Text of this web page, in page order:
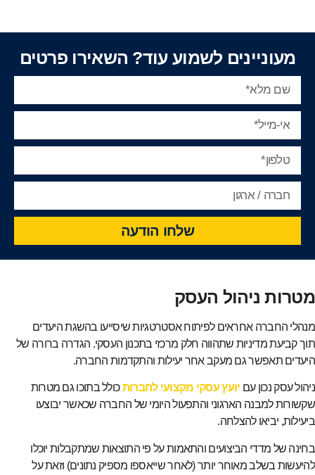
מעוניינים לשמוע עוד? השאירו פרטים
שלחו הודעה
מטרות ניהול העסק
מנהלי החברה אחראים לפיתוח אסטרטגיות שיסייעו בהשגת היעדים
תוך קביעת מדיניות שתהווה חלק מרכזי בתכנון העסקי. הגדרה ברורה של
היעדים תאפשר גם מעקב אחר יעילות והתקדמות החברה.
ניהול עסק נכון עם יועץ עסקי מקצועי לחברותכולל בתוכו גם מטרות
שקשורות למבנה הארגוני והתפעול היומי של החברה שכאשר יבוצעו
ביעילות, יביאו להצלחה.
בחינה של מדדי הביצועים והתאמות על פי התוצאות שמתקבלות יוכלו
להיעשות בשלב מאוחר יותר (לאחר שייאספו מספיק נתונים) וזאת על